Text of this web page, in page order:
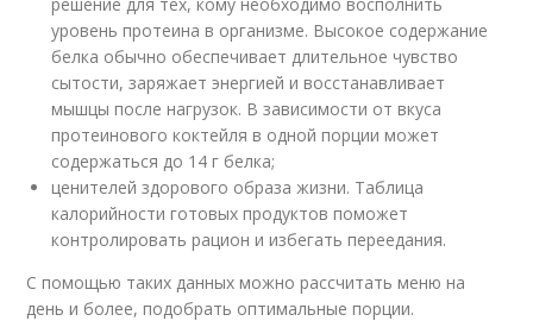
уровень протеина в организме. Высокое содержание
белка обычно обеспечивает длительное чувство
сытости, заряжает энергией и восстанавливает
мышцы после нагрузок. В зависимости от вкуса
протеинового коктейля в одной порции может
содержаться до 14 г белка;
ценителей здорового образа жизни. Таблица
калорийности готовых продуктов поможет
контролировать рацион и избегать переедания.
С помощью таких данных можно рассчитать меню на
день и более, подобрать оптимальные порции.